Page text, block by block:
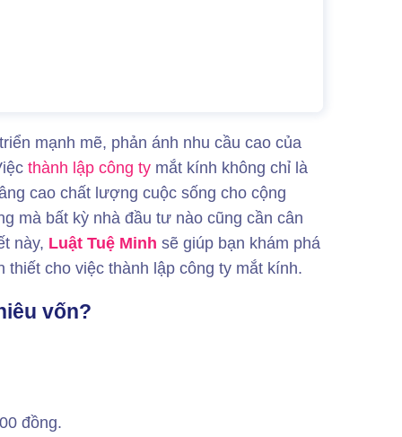
mạnh mẽ, phản ánh nhu cầu cao của
thành lập công ty mắt kính không chỉ là
cao chất lượng cuộc sống cho cộng
mà bất kỳ nhà đầu tư nào cũng cần cân
này, Luật Tuệ Minh sẽ giúp bạn khám phá
thiết cho việcthành lập công ty mắt kính.
vốn?
đồng.